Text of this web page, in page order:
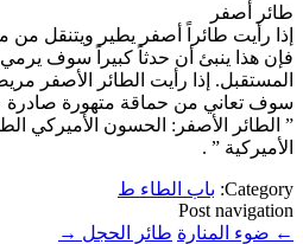
طائر أصفر
إذا رأيت طائراً أصفر يطير ويتنقل
فإن هذا ينبئ أن حدثاً كبيراً سوف
المستقبل. إذا رأيت الطائر الأصفر
سوف تعاني من حماقة متهورة
” الطائر الأصفر: الحسون الأميركي
الأميركية ” .
Category: باب الطاء ط
Post navigation
← ضوء المنارة طائر الحجل →